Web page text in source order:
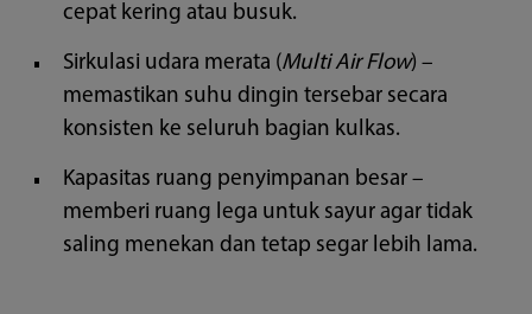
cepat kering atau busuk.
Sirkulasi udara merata (Multi Air Flow) –
memastikan suhu dingin tersebar secara
konsisten ke seluruh bagian kulkas.
Kapasitas ruang penyimpanan besar –
memberi ruang lega untuk sayur agar tidak
saling menekan dan tetap segar lebih lama.